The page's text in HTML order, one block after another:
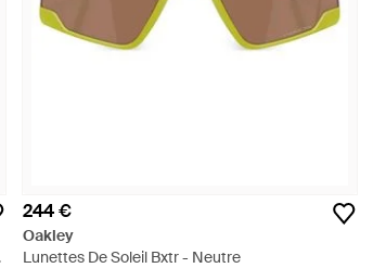
244 €
Oakley
Lunettes De Soleil Bxtr - Neutre